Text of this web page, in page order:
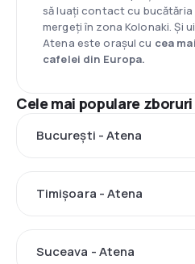
să luați contact cu bucătăria
mergeți în zona Kolonaki. Și
Atena este orașul cu cea
cafelei din Europa.
Cele mai populare
București - Atena
Timișoara - Atena
Suceava - Atena